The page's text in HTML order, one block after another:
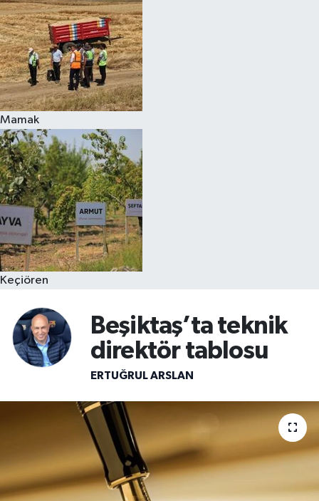
Mamak
Keçiören
Beşiktaş’ta teknik
direktör tablosu
ERTUĞRUL ARSLAN